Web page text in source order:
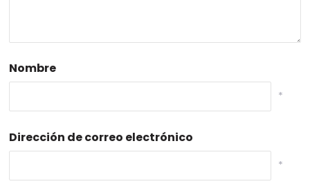
Nombre
*
Dirección de correo electrónico
*